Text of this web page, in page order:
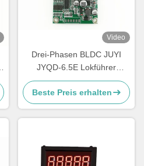
Video
Drei-Phasen BLDC JUYI
JYQD-6.5E Lokführer
O.V/Frequenz 1-20KHZ L.V
Protections PWM
Beste Preis erhalten